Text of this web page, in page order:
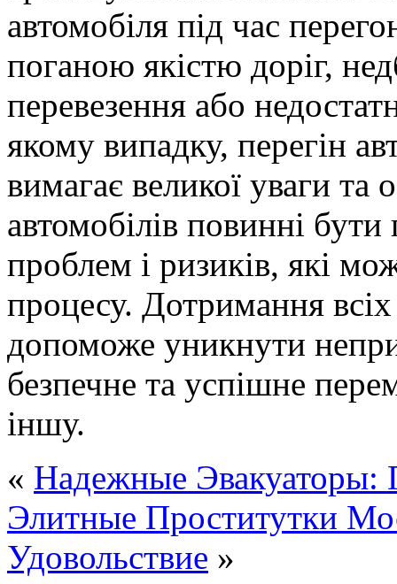
автомобіля під час
поганою якістю доріг,
перевезення або
якому випадку, перегін
вимагає великої уваги та
автомобілів повинні
проблем і ризиків, які
процесу. Дотримання
допоможе уникнути
безпечне та успішне
іншу.
« Надежные
Элитные Проститутки
Удовольствие »